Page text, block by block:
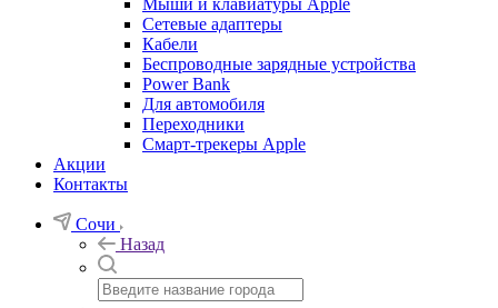
Мыши и клавиатуры Apple
Сетевые адаптеры
Кабели
Беспроводные зарядные устройства
Power Bank
Для автомобиля
Переходники
Смарт-трекеры Apple
Акции
Контакты
Сочи
Назад